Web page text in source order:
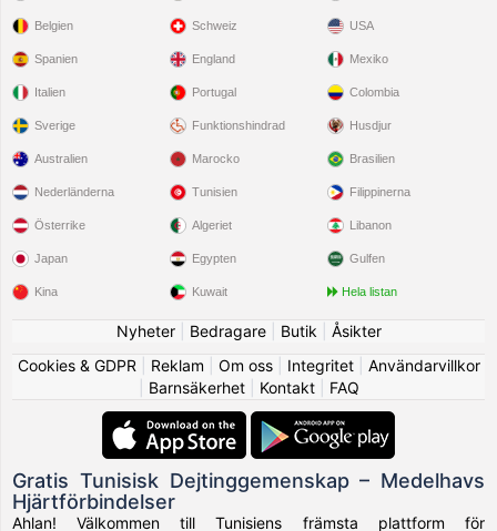
Belgien
Spanien
Italien
Sverige
Schweiz
England
Portugal
Funktionshindrad
USA
Mexiko
Colombia
Husdjur
Australien
Nederländerna
Österrike
Japan
Kina
Marocko
Tunisien
Algeriet
Egypten
Kuwait
Brasilien
Filippinerna
Libanon
Gulfen
Hela listan
Nyheter| Bedragare| Butik
Åsikter
Cookies & GDPR
Reklam Om oss| Integritet| Användarvillkor
Barnsäkerhet| Kontakt| FAQ
Gratis Tunisisk Dejtinggemenskap – Medelhavs
Hjärtförbindelser
Ahlan! Välkommen till Tunisiens främsta plattform för